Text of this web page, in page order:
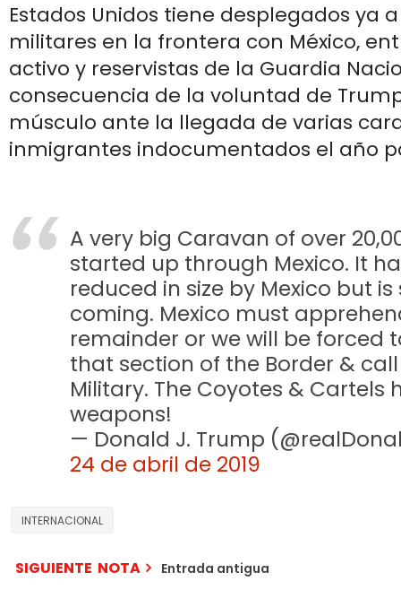
Estados Unidos tiene desplegados ya
militares en la frontera con México,
activo y reservistas de la Guardia
consecuencia de la voluntad de
músculo ante la llegada de varias
inmigrantes indocumentados el año
A very big Caravan of over
started up through Mexico. It
reduced in size by Mexico but is
coming. Mexico must
remainder or we will be forced
that section of the Border &
Military. The Coyotes & Cartels
weapons!
— Donald J. Trump
24 de abril de 2019
INTERNACIONAL
SIGUIENTE NOTA Entrada antigua